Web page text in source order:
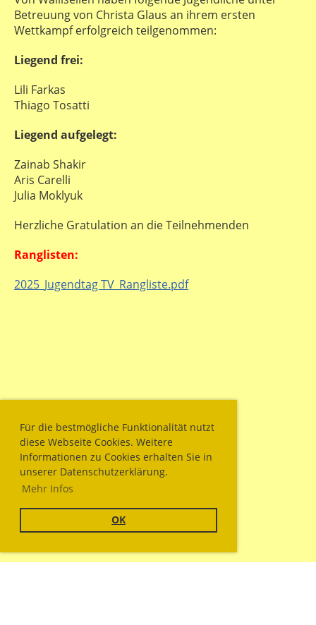
Für die bestmögliche Funktionalität nutzt
diese Webseite Cookies. Weitere
Informationen zu Cookies erhalten Sie in
unserer Datenschutzerklärung.
Mehr Infos
OK
Betreuung von Christa Glaus an ihrem ersten
Wettkampf erfolgreich teilgenommen:
Liegend frei:
Lili Farkas
Thiago Tosatti
Liegend aufgelegt:
Zainab Shakir
Aris Carelli
Julia Moklyuk
Herzliche Gratulation an die Teilnehmenden
Ranglisten:
2025_Jugendtag TV_Rangliste.pdf